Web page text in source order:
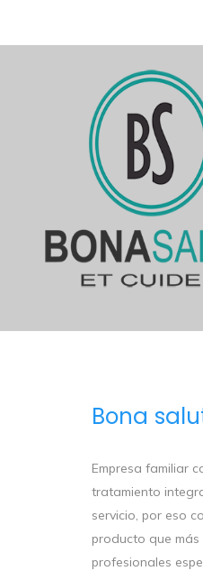
Bona
Empresa familiar
tratamiento
servicio, por eso
producto que
profesionales